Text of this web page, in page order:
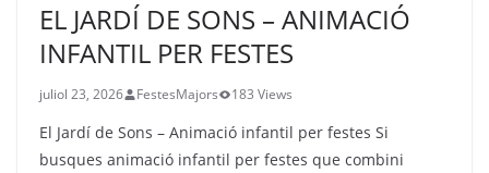
EL JARDÍ DE SONS – ANIMACIÓ
INFANTIL PER FESTES
juliol 23, 2026 FestesMajors 183 Views
El Jardí de Sons – Animació infantil per festes Si
busques animació infantil per festes que combini